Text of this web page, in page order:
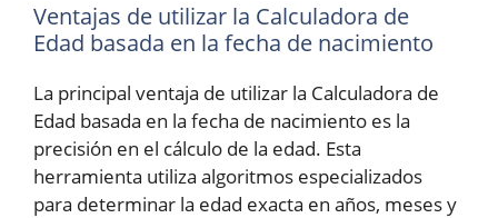
Ventajas de utilizar la Calculadora de
Edad basada en la fecha de nacimiento
La principal ventaja de utilizar la Calculadora de
Edad basada en la fecha de nacimiento es la
precisión en el cálculo de la edad. Esta
herramienta utiliza algoritmos especializados
para determinar la edad exacta en años, meses y